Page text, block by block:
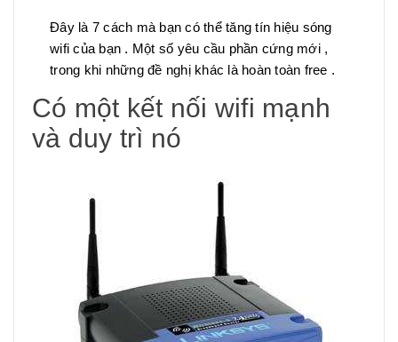
Đây là 7 cách mà bạn có thể tăng tín hiệu sóng
wifi của bạn . Một số yêu cầu phần cứng mới ,
trong khi những đề nghị khác là hoàn toàn free .
Có một kết nối wifi mạnh
và duy trì nó